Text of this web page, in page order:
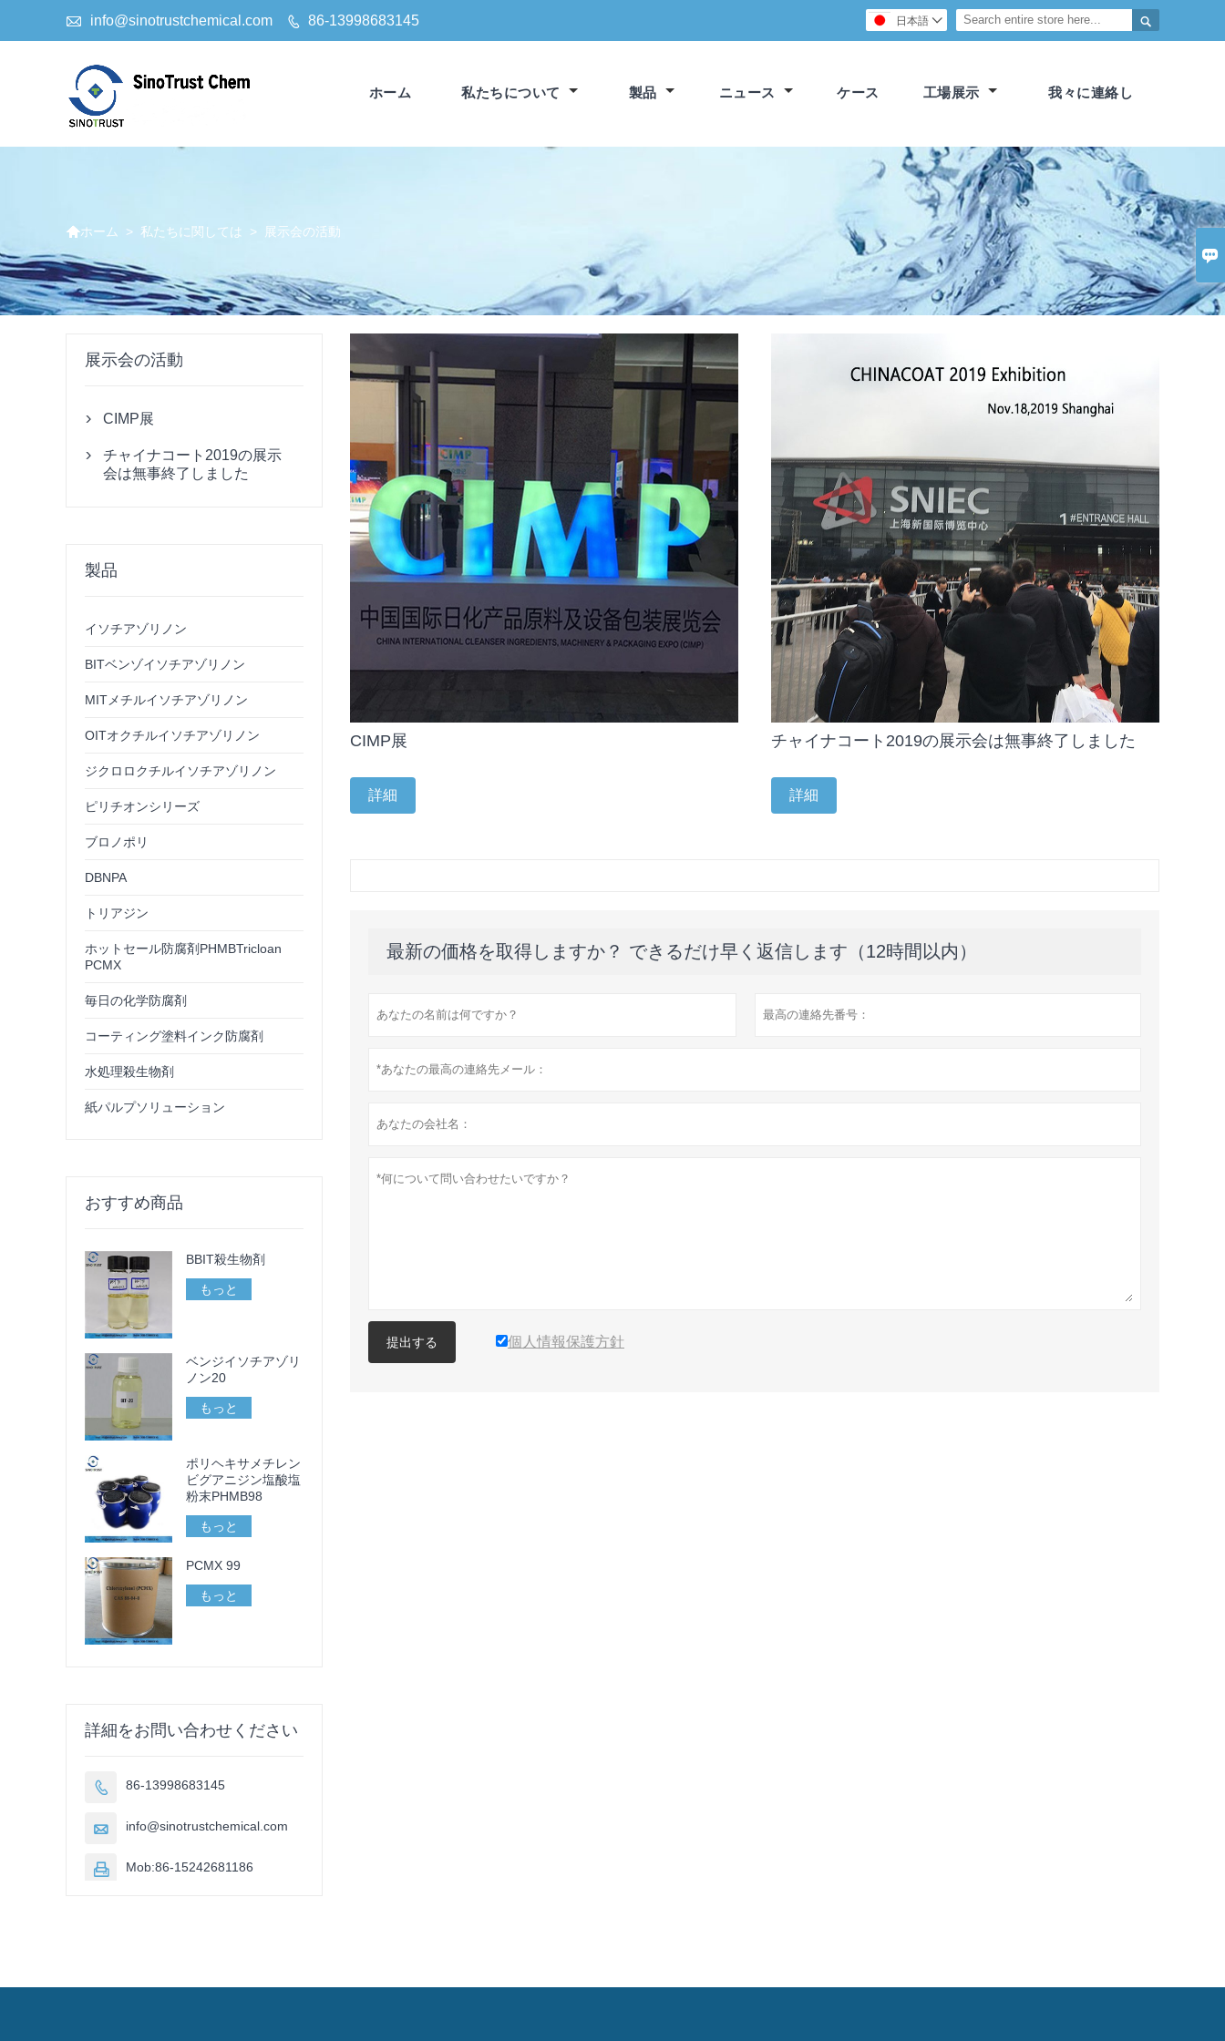

 info@sinotrustchemical.com  86-13998683145 
日本語 
ホーム 私たちについて 製品 ニュース ケース 工場展示 我々に連絡し
ホーム > 私たちに関しては > 展示会の活動
CIMP展
詳細
チャイナコート2019の展示会は無事終了しました
詳細
最新の価格を取得しますか？ できるだけ早く返信します（12時間以内）
提出する 個人情報保護方針
展示会の活動
 CIMP展

チャイナコート2019の展示
会は無事終了しました
製品
イソチアゾリノン
BITベンゾイソチアゾリノン
MITメチルイソチアゾリノン
OITオクチルイソチアゾリノン
ジクロロクチルイソチアゾリノン
ピリチオンシリーズ
ブロノポリ
DBNPA
トリアジン
ホットセール防腐剤PHMBTricloan
PCMX
毎日の化学防腐剤
コーティング塗料インク防腐剤
水処理殺生物剤
紙パルプソリューション
おすすめ商品
BBIT殺生物剤
もっと
ベンジイソチアゾリ
ノン20
もっと
ポリヘキサメチレン
ビグアニジン塩酸塩
粉末PHMB98
もっと
PCMX 99
もっと
詳細をお問い合わせください
 86-13998683145
 info@sinotrustchemical.com
 Mob:86-15242681186